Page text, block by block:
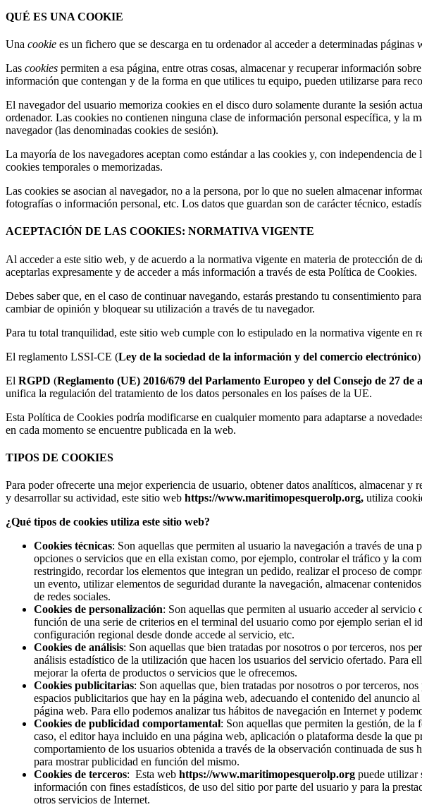
QUÉ ES UNA COOKIE
Una cookie es un fichero que se descarga en tu ordenador al acceder a determinadas páginas
Las cookies permiten a esa página, entre otras cosas, almacenar y recuperar información
información que contengan y de la forma en que utilices tu equipo, pueden utilizarse para
El navegador del usuario memoriza cookies en el disco duro solamente durante la sesión
ordenador. Las cookies no contienen ninguna clase de información personal específica, y la
navegador (las denominadas cookies de sesión).
La mayoría de los navegadores aceptan como estándar a las cookies y, con independencia
cookies temporales o memorizadas.
Las cookies se asocian al navegador, no a la persona, por lo que no suelen almacenar
fotografías o información personal, etc. Los datos que guardan son de carácter técnico,
ACEPTACIÓN DE LAS COOKIES: NORMATIVA VIGENTE
Al acceder a este sitio web, y de acuerdo a la normativa vigente en materia de protección de
aceptarlas expresamente y de acceder a más información a través de esta Política de Cookies.
Debes saber que, en el caso de continuar navegando, estarás prestando tu consentimiento
cambiar de opinión y bloquear su utilización a través de tu navegador.
Para tu total tranquilidad, este sitio web cumple con lo estipulado en la normativa vigente en
El reglamento LSSI-CE (Ley de la sociedad de la información y del comercio electrónico)
El RGPD (Reglamento (UE) 2016/679 del Parlamento Europeo y del Consejo de 27
unifica la regulación del tratamiento de los datos personales en los países de la UE.
Esta Política de Cookies podría modificarse en cualquier momento para adaptarse a
en cada momento se encuentre publicada en la web.
TIPOS DE COOKIES
Para poder ofrecerte una mejor experiencia de usuario, obtener datos analíticos, almacenar
y desarrollar su actividad, este sitio web https://www.maritimopesquerolp.org, utiliza
¿Qué tipos de cookies utiliza este sitio web?
Cookies técnicas: Son aquellas que permiten al usuario la navegación a través de
opciones o servicios que en ella existan como, por ejemplo, controlar el tráfico y la
restringido, recordar los elementos que integran un pedido, realizar el proceso de
un evento, utilizar elementos de seguridad durante la navegación, almacenar
de redes sociales.
Cookies de personalización: Son aquellas que permiten al usuario acceder al servicio
función de una serie de criterios en el terminal del usuario como por ejemplo serian el
configuración regional desde donde accede al servicio, etc.
Cookies de análisis: Son aquellas que bien tratadas por nosotros o por terceros, nos
análisis estadístico de la utilización que hacen los usuarios del servicio ofertado. Para
mejorar la oferta de productos o servicios que le ofrecemos.
Cookies publicitarias: Son aquellas que, bien tratadas por nosotros o por terceros,
espacios publicitarios que hay en la página web, adecuando el contenido del anuncio
página web. Para ello podemos analizar tus hábitos de navegación en Internet y
Cookies de publicidad comportamental: Son aquellas que permiten la gestión, de
caso, el editor haya incluido en una página web, aplicación o plataforma desde la que
comportamiento de los usuarios obtenida a través de la observación continuada de
para mostrar publicidad en función del mismo.
Cookies de terceros: Esta web https://www.maritimopesquerolp.org puede utilizar
información con fines estadísticos, de uso del sitio por parte del usuario y para la
otros servicios de Internet.